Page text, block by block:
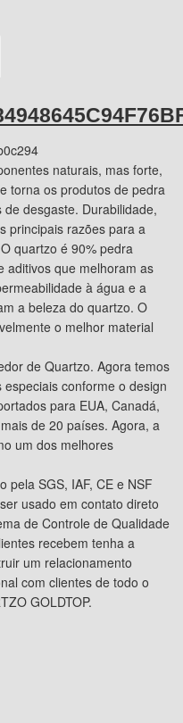
naturais, mas forte,
torna os produtos de pedra
desgaste. Durabilidade,
principais razões para a
quartzo é 90% pedra
aditivos que melhoram as
à água e a
a beleza do quartzo. O
o melhor material
de Quartzo. Agora temos
conforme o design
para EUA, Canadá,
de 20 países. Agora, a
um dos melhores
pela SGS, IAF, CE e NSF
usado em contato direto
de Controle de Qualidade
recebem tenha a
um relacionamento
com clientes de todo o
GOLDTOP.